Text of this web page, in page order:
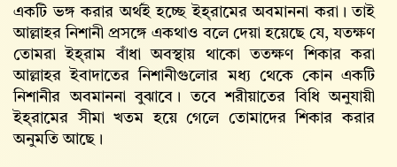
একটি ভঙ্গ করার অর্থই হচ্ছে ইহ্‌রামের অবমাননা করা। তাই
আল্লাহর নিশানী প্রসঙ্গে একথাও বলে দেয়া হয়েছে যে, যতক্ষণ
তোমরা ইহ্‌রাম বাঁধা অবস্থায় থাকো ততক্ষণ শিকার করা
আল্লাহর ইবাদাতের নিশানীগুলোর মধ্য থেকে কোন একটি
নিশানীর অবমাননা বুঝাবে। তবে শরীয়াতের বিধি অনুযায়ী
ইহ্‌রামের সীমা খতম হয়ে গেলে তোমাদের শিকার করার
অনুমতি আছে।